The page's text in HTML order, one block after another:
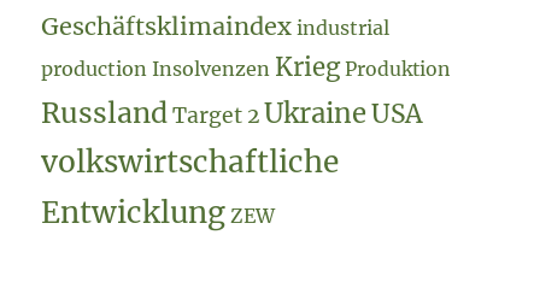
Geschäftsklimaindex industrial
production Insolvenzen Krieg Produktion
Russland Target 2 Ukraine USA
volkswirtschaftliche
Entwicklung ZEW